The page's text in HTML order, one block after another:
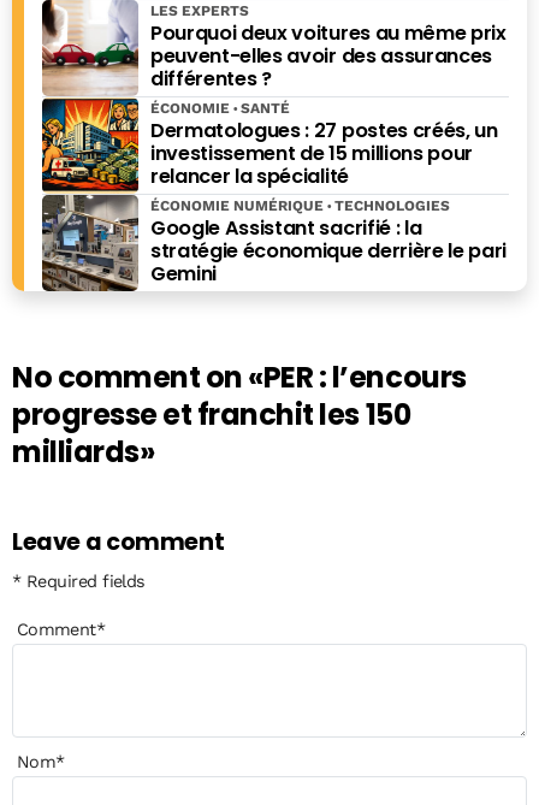
Pourquoi deux voitures au même prix
peuvent-elles avoir des assurances
différentes ?
LES EXPERTS
Dermatologues : 27 postes créés, un
investissement de 15 millions pour
relancer la spécialité
ÉCONOMIE SANTÉ
Google Assistant sacrifié : la
stratégie économique derrière le pari
Gemini
ÉCONOMIE NUMÉRIQUE TECHNOLOGIES
No comment on«PER : l’encours
progresse et franchit les 150
milliards»
Leave a comment
* Required fields
Comment*
Nom*